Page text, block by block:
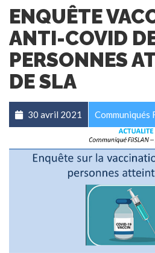
ENQUÊTE
ANTI-COVID
PERSONNES
DE SLA
30 avril 2021 Communiqués